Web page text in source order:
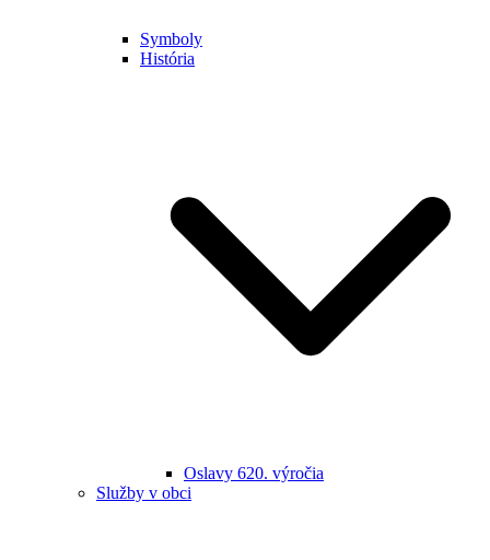
Symboly
História
Oslavy 620. výročia
Služby v obci